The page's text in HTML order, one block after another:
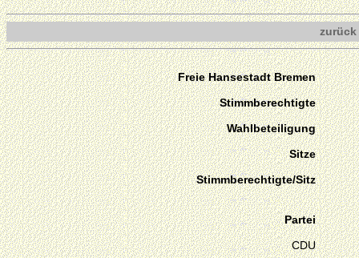
zurück
Freie Hansestadt Bremen
Stimmberechtigte
Wahlbeteiligung
Sitze
Stimmberechtigte/Sitz
Partei
CDU